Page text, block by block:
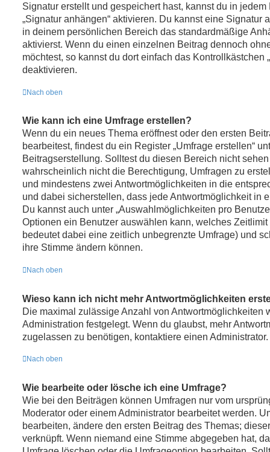
Signatur erstellt und gespeichert hast, kannst du in
„Signatur anhängen“ aktivieren. Du kannst eine Signatur
in deinem persönlichen Bereich das standardmäßige
aktivierst. Wenn du einen einzelnen Beitrag dennoch
möchtest, so kannst du dort einfach das Kontrollkästchen
deaktivieren.
Nach oben
Wie kann ich eine Umfrage erstellen?
Wenn du ein neues Thema eröffnest oder den ersten
bearbeitest, findest du ein Register „Umfrage erstellen“
Beitragserstellung. Solltest du diesen Bereich nicht
wahrscheinlich nicht die Berechtigung, Umfragen zu
und mindestens zwei Antwortmöglichkeiten in die
und dabei sicherstellen, dass jede Antwortmöglichkeit in
Du kannst auch unter „Auswahlmöglichkeiten pro
Optionen ein Benutzer auswählen kann, welches
bedeutet dabei eine zeitlich unbegrenzte Umfrage) und
ihre Stimme ändern können.
Nach oben
Wieso kann ich nicht mehr Antwortmöglichkeiten
Die maximal zulässige Anzahl von Antwortmöglichkeiten
Administration festgelegt. Wenn du glaubst, mehr
zugelassen zu benötigen, kontaktiere einen Administrator.
Nach oben
Wie bearbeite oder lösche ich eine Umfrage?
Wie bei den Beiträgen können Umfragen nur vom
Moderator oder einem Administrator bearbeitet werden.
bearbeiten, ändere den ersten Beitrag des Themas;
verknüpft. Wenn niemand eine Stimme abgegeben hat,